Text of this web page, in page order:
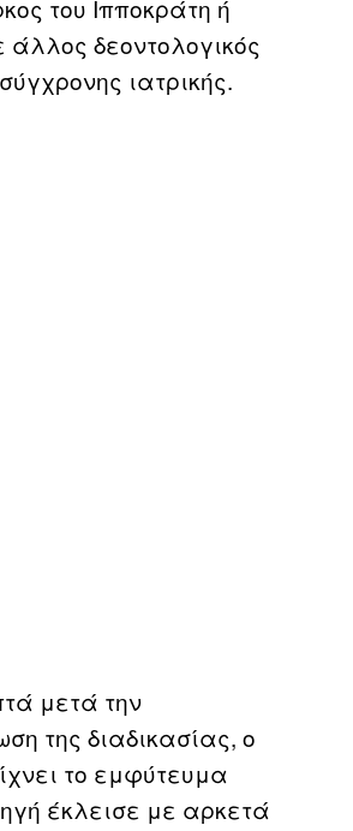
του Ιπποκράτη ή
άλλος δεοντολογικός
ιατρικής.
μετά την
της διαδικασίας, ο
το εμφύτευμα
έκλεισε με αρκετά